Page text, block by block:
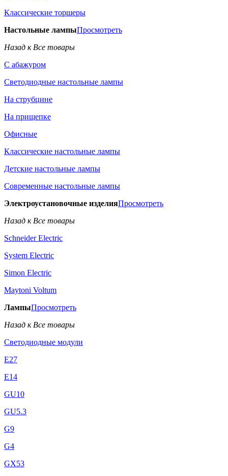
Классические торшеры
Настольные лампыПросмотреть
Назад к Все товары
С абажуром
Светодиодные настольные лампы
На струбцине
На прищепке
Офисные
Классические настольные лампы
Детские настольные лампы
Современные настольные лампы
Электроустановочные изделияПросмотреть
Назад к Все товары
Schneider Electric
System Electric
Simon Electric
Maytoni Voltum
ЛампыПросмотреть
Назад к Все товары
Светодиодные модули
E27
E14
GU10
GU5.3
G9
G4
GX53